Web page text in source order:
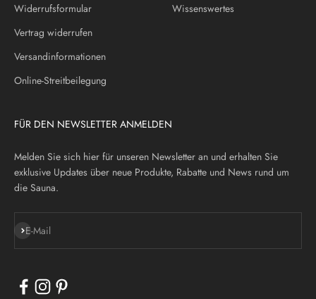
Widerrufsformular
Vertrag widerrufen
Versandinformationen
Online-Streitbeilegung
Wissenswertes
FÜR DEN NEWSLETTER ANMELDEN
Melden Sie sich hier für unseren Newsletter an und erhalten Sie
exklusive Updates über neue Produkte, Rabatte und News rund um
die Sauna.
E-Mail
Abonnieren